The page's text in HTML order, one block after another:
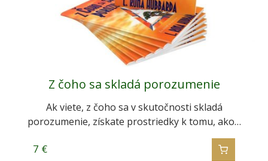
Z čoho sa skladá porozumenie
Ak viete, z čoho sa v skutočnosti skladá
porozumenie, získate prostriedky k tomu, ako…
7 €